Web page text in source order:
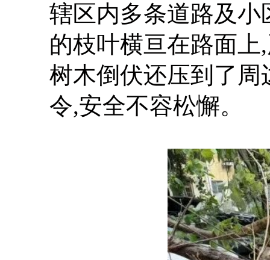
辖区内多条道路及
的枝叶横亘在路面
树木倒伏还压到了
令,安全不容松懈。